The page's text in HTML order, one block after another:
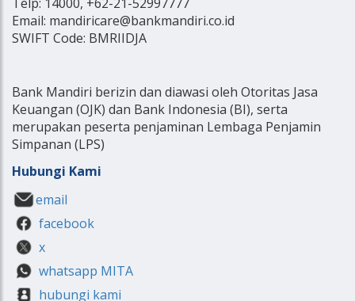
Email: mandiricare@bankmandiri.co.id
SWIFT Code: BMRIIDJA
Bank Mandiri berizin dan diawasi oleh Otoritas Jasa
Keuangan (OJK) dan Bank Indonesia (BI), serta
merupakan peserta penjaminan Lembaga Penjamin
Simpanan (LPS)
Hubungi Kami
email
facebook
x
whatsapp MITA
hubungi kami